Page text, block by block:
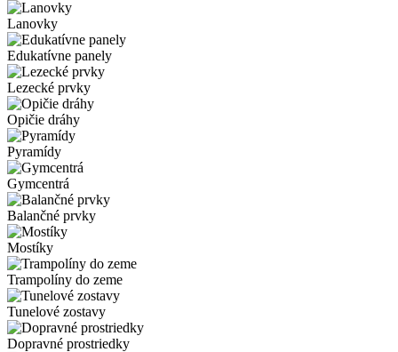
Lanovky
Edukatívne panely
Lezecké prvky
Opičie dráhy
Pyramídy
Gymcentrá
Balančné prvky
Mostíky
Trampolíny do zeme
Tunelové zostavy
Dopravné prostriedky